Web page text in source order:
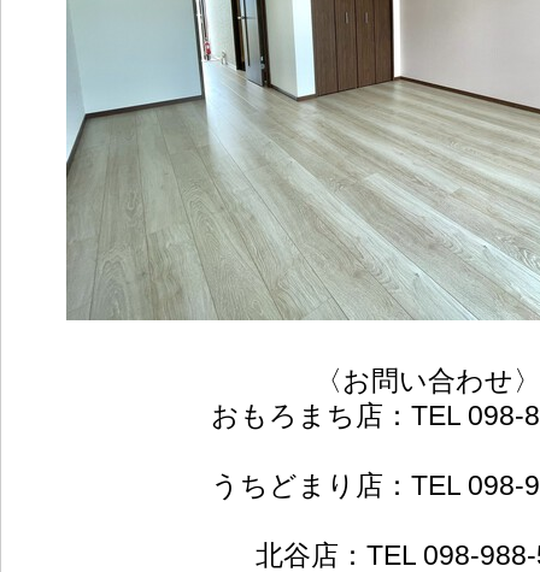
〈お問い合わせ〉
おもろまち店：TEL 098-
うちどまり店：TEL 098-
北谷店：TEL 098-